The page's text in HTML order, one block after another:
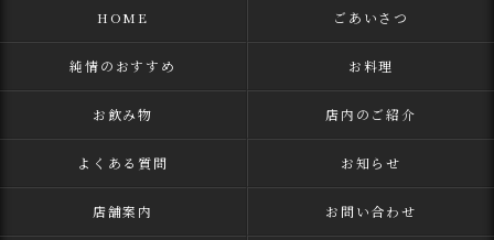
HOME ごあいさつ
純情のおすすめ お料理
お飲み物 店内のご紹介
よくある質問 お知らせ
店舗案内 お問い合わせ